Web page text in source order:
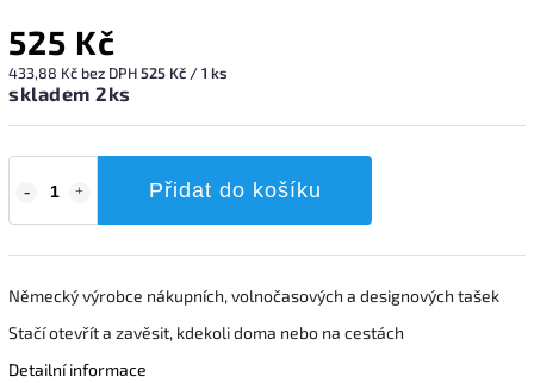
525 Kč
433,88 Kč bez DPH525 Kč / 1 ks
skladem 2ks
Přidat do košíku
Německý výrobce nákupních, volnočasových a designových tašek
Stačí otevřít a zavěsit, kdekoli doma nebo na cestách
Detailní informace